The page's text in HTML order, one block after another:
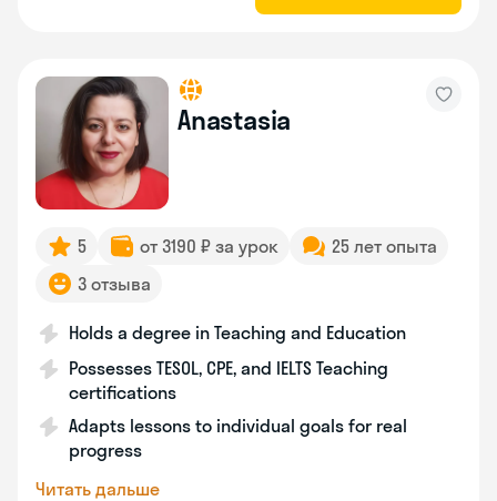
Anastasia
5 от 3190 ₽ за урок
25 лет опыта
3 отзыва
Holds a degree in Teaching and Education
Possesses TESOL, CPE, and IELTS Teaching
certifications
Adapts lessons to individual goals for real
progress
Читать дальше